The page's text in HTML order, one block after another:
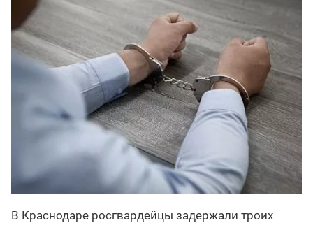
В Краснодаре росгвардейцы задержали троих